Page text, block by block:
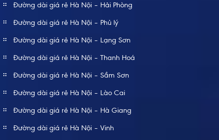
Đường dài giá rẻ Hà Nội – Hải Phòng
Đường dài giá rẻ Hà Nội – Phủ lý
Đường dài giá rẻ Hà Nội – Lạng Sơn
Đường dài giá rẻ Hà Nội – Thanh Hoá
Đường dài giá rẻ Hà Nội – Sầm Sơn
Đường dài giá rẻ Hà Nội – Lào Cai
Đường dài giá rẻ Hà Nội – Hà Giang
Đường dài giá rẻ Hà Nội – Vinh